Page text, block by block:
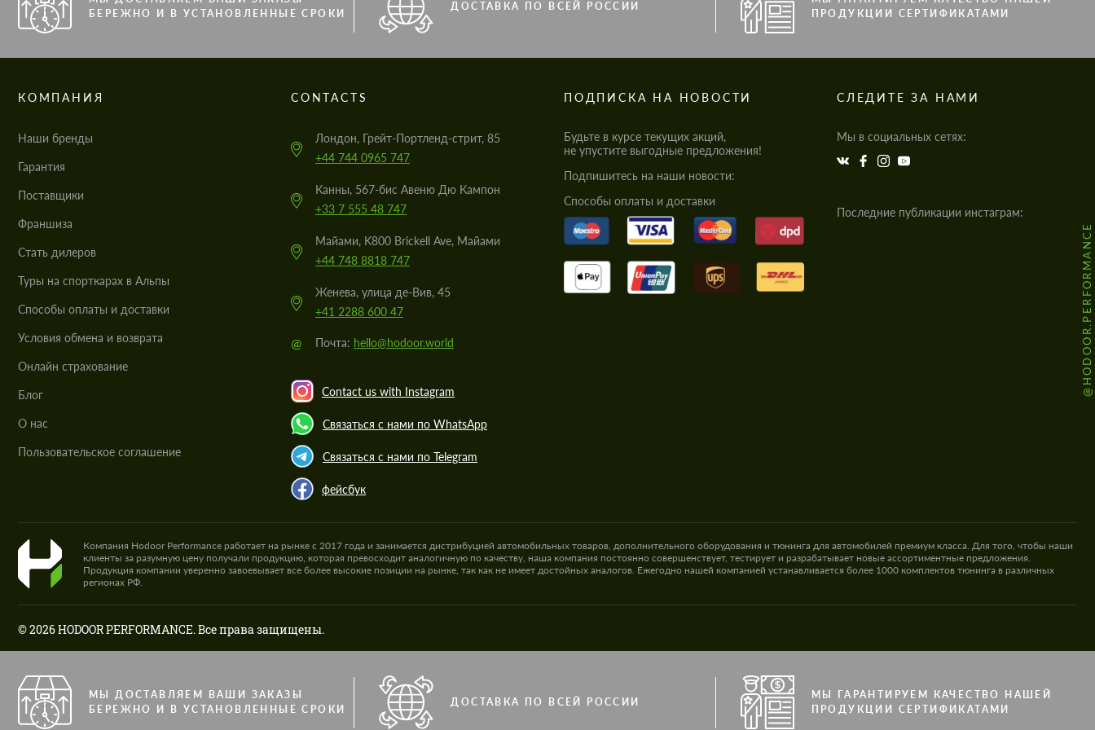
БЕРЕЖНО И В УСТАНОВЛЕННЫЕ СРОКИ
ДОСТАВКА ПО ВСЕЙ РОССИИ
ПРОДУКЦИИ СЕРТИФИКАТАМИ
КОМПАНИЯ
Наши бренды
Гарантия
Поставщики
Франшиза
Стать дилеров
Туры на спорткарах в Альпы
Cпособы оплаты и доставки
Условия обмена и возврата
Онлайн страхование
Блог
О нас
Пользовательское соглашение
CONTACTS
Лондон, Грейт-Портленд-стрит, 85
+44 744 0965 747
Канны, 567-бис Авеню Дю Кампон
+33 7 555 48 747
Майами, K800 Brickell Ave, Майами
+44 748 8818 747
Женева, улица де-Вив, 45
+41 2288 600 47
@ Почта: hello@hodoor.world
Contact us with Instagram
Связаться с нами по WhatsApp
Связаться с нами по Telegram
фейсбук
ПОДПИСКА НА НОВОСТИ
Будьте в курсе текущих акций,
не упустите выгодные предложения!
Подпишитесь на наши новости:
Cпособы оплаты и доставки
СЛЕДИТЕ ЗА НАМИ
Мы в социальных сетях:
Последние публикации инстаграм:
@HODOOR.PERFORMANCE
Компания Hodoor Performance работает на рынке с 2017 года и занимается дистрибуцией автомобильных товаров, дополнительного оборудования и тюнинга для автомобилей премиум класса. Для того, чтобы наши
клиенты за разумную цену получали продукцию, которая превосходит аналогичную по качеству, наша компания постоянно совершенствует, тестирует и разрабатывает новые ассортиментные предложения.
Продукция компании уверенно завоевывает все более высокие позиции на рынке, так как не имеет достойных аналогов. Ежегодно нашей компанией устанавливается более 1000 комплектов тюнинга в различных
регионах РФ.
© 2026 HODOOR PERFORMANCE. Все права защищены.
МЫ ДОСТАВЛЯЕМ ВАШИ ЗАКАЗЫ
БЕРЕЖНО И В УСТАНОВЛЕННЫЕ СРОКИ
ДОСТАВКА ПО ВСЕЙ РОССИИ
МЫ ГАРАНТИРУЕМ КАЧЕСТВО НАШЕЙ
ПРОДУКЦИИ СЕРТИФИКАТАМИ